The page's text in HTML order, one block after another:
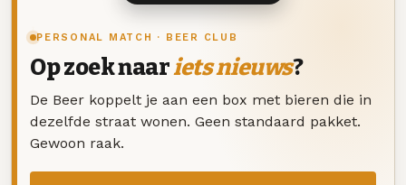
PERSONAL MATCH · BEER CLUB
Op zoek naariets nieuws?
De Beer koppelt je aan een box met bieren die in
dezelfde straat wonen. Geen standaard pakket.
Gewoon raak.